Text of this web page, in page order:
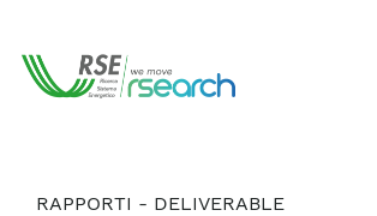
RAPPORTI - DELIVERABLE